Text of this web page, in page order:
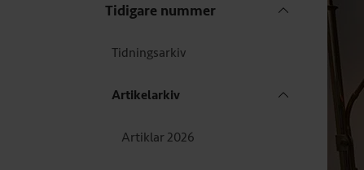
Tidigare nummer
Tidningsarkiv
Artikelarkiv
Artiklar 2026